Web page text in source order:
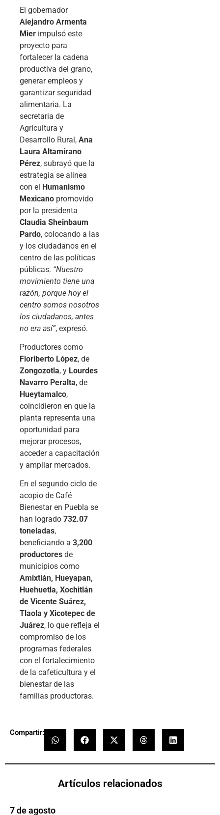
El gobernador
Alejandro Armenta
Mier impulsó este
proyecto para
fortalecer la cadena
productiva del grano,
generar empleos y
garantizar seguridad
alimentaria. La
secretaria de
Agricultura y
Desarrollo Rural, Ana
Laura Altamirano
Pérez, subrayó que la
estrategia se alinea
con el Humanismo
Mexicano promovido
por la presidenta
Claudia Sheinbaum
Pardo, colocando a las
y los ciudadanos en el
centro de las políticas
públicas. “Nuestro
movimiento tiene una
razón, porque hoy el
centro somos nosotros
los ciudadanos, antes
no era así”, expresó.
Productores como
Floriberto López, de
Zongozotla, y Lourdes
Navarro Peralta, de
Hueytamalco,
coincidieron en que la
planta representa una
oportunidad para
mejorar procesos,
acceder a capacitación
y ampliar mercados.
En el segundo ciclo de
acopio de Café
Bienestar en Puebla se
han logrado 732.07
toneladas,
beneficiando a 3,200
productores de
municipios como
Amixtlán, Hueyapan,
Huehuetla, Xochitlán
de Vicente Suárez,
Tlaola y Xicotepec de
Juárez, lo que refleja el
compromiso de los
programas federales
con el fortalecimiento
de la cafeticultura y el
bienestar de las
familias productoras.
Compartir:
Artículos relacionados
7 de agosto